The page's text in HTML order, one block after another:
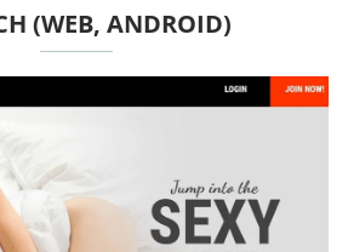
(WEB, ANDROID)